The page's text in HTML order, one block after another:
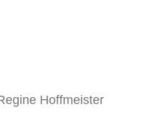
Hoffmeister